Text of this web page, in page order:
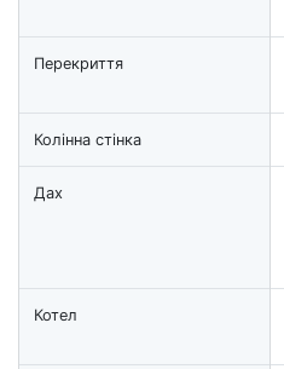
Перекриття
Колінна стінка
Дах
Котел